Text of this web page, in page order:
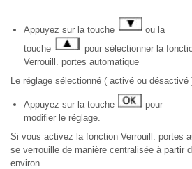
Appuyez sur la touche
ou la
touche
pour sélectionner la
Verrouill. portes automatique
Le réglage sélectionné ( activé ou désactivé
Appuyez sur la touche
pour
modifier le réglage.
Si vous activez la fonction Verrouill. portes
se verrouille de manière centralisée à partir
environ.